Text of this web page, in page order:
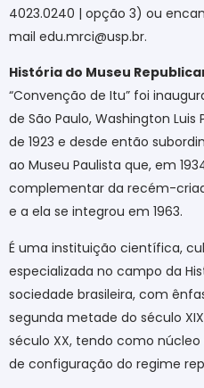
4023.0240 | opção 3) ou
mail edu.mrci@usp.br.
História do Museu
“Convenção de Itu” foi
de São Paulo, Washington Luis
de 1923 e desde então
ao Museu Paulista que, em
complementar da recém-
e a ela se integrou em 1963.
É uma instituição científica,
especializada no campo da
sociedade brasileira, com
segunda metade do século
século XX, tendo como
de configuração do regime